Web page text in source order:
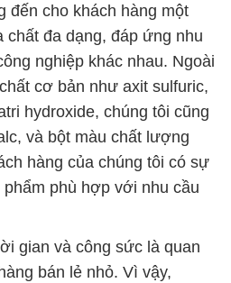
đến cho khách hàng một
chất đa dạng, đáp ứng nhu
nghiệp khác nhau. Ngoài
cơ bản như axit sulfuric,
hydroxide, chúng tôi cũng
và bột màu chất lượng
hàng của chúng tôi có sự
phù hợp với nhu cầu
gian và công sức là quan
bán lẻ nhỏ. Vì vậy,